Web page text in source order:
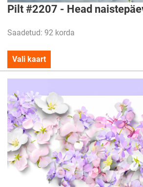
Pilt #2207 - Head
Saadetud: 92 korda
Vali kaart